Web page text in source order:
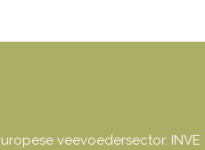
veevoedersector. INVE